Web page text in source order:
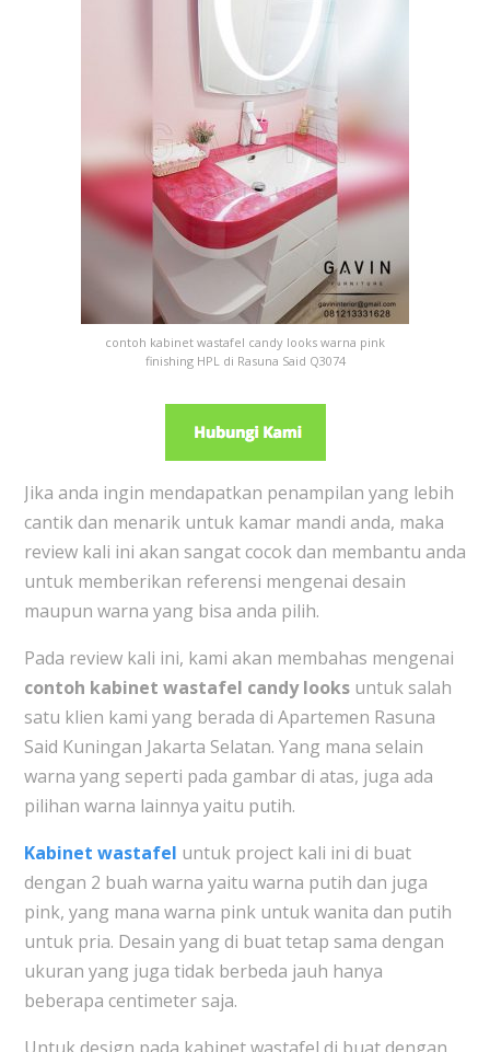
contoh kabinet wastafel candy looks warna pink
finishing HPL di Rasuna Said Q3074
Jika anda ingin mendapatkan penampilan yang lebih
cantik dan menarik untuk kamar mandi anda, maka
review kali ini akan sangat cocok dan membantu anda
untuk memberikan referensi mengenai desain
maupun warna yang bisa anda pilih.
Pada review kali ini, kami akan membahas mengenai
contoh kabinet wastafel candy looksuntuk salah
satu klien kami yang berada di Apartemen Rasuna
Said Kuningan Jakarta Selatan. Yang mana selain
warna yang seperti pada gambar di atas, juga ada
pilihan warna lainnya yaitu putih.
Kabinet wastafel untuk project kali ini di buat
dengan 2 buah warna yaitu warna putih dan juga
pink, yang mana warna pink untuk wanita dan putih
untuk pria. Desain yang di buat tetap sama dengan
ukuran yang juga tidak berbeda jauh hanya
beberapa centimeter saja.